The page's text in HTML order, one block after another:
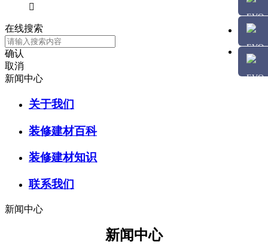

在线搜索
确认
取消
新闻中心
关于我们
装修建材百科
装修建材知识
联系我们
新闻中心
新闻中心